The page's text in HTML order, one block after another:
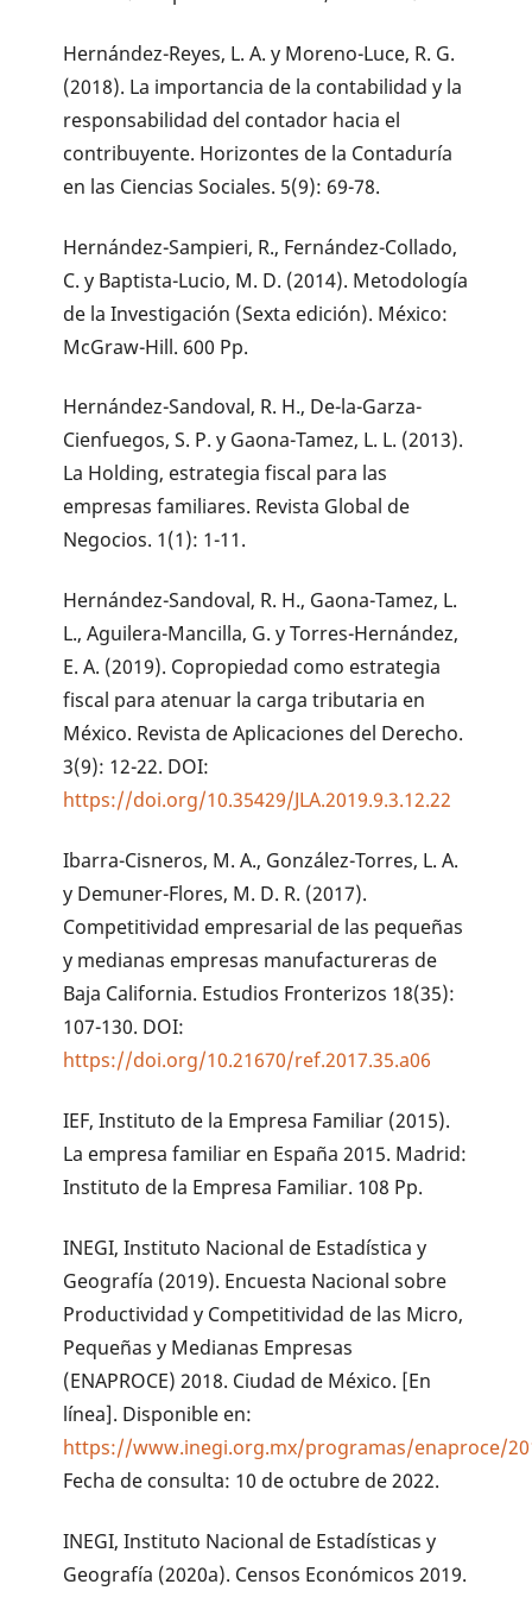
Hernández-Reyes, L. A. y Moreno-Luce, R. G.
(2018). La importancia de la contabilidad y la
responsabilidad del contador hacia el
contribuyente. Horizontes de la Contaduría
en las Ciencias Sociales. 5(9): 69-78.
Hernández-Sampieri, R., Fernández-Collado,
C. y Baptista-Lucio, M. D. (2014). Metodología
de la Investigación (Sexta edición). México:
McGraw-Hill. 600 Pp.
Hernández-Sandoval, R. H., De-la-Garza-
Cienfuegos, S. P. y Gaona-Tamez, L. L. (2013).
La Holding, estrategia fiscal para las
empresas familiares. Revista Global de
Negocios. 1(1): 1-11.
Hernández-Sandoval, R. H., Gaona-Tamez, L.
L., Aguilera-Mancilla, G. y Torres-Hernández,
E. A. (2019). Copropiedad como estrategia
fiscal para atenuar la carga tributaria en
México. Revista de Aplicaciones del Derecho.
3(9): 12-22. DOI:
https://doi.org/10.35429/JLA.2019.9.3.12.22
Ibarra-Cisneros, M. A., González-Torres, L. A.
y Demuner-Flores, M. D. R. (2017).
Competitividad empresarial de las pequeñas
y medianas empresas manufactureras de
Baja California. Estudios Fronterizos 18(35):
107-130. DOI:
https://doi.org/10.21670/ref.2017.35.a06
IEF, Instituto de la Empresa Familiar (2015).
La empresa familiar en España 2015. Madrid:
Instituto de la Empresa Familiar. 108 Pp.
INEGI, Instituto Nacional de Estadística y
Geografía (2019). Encuesta Nacional sobre
Productividad y Competitividad de las Micro,
Pequeñas y Medianas Empresas
(ENAPROCE) 2018. Ciudad de México. [En
línea]. Disponible en:
https://www.inegi.org.mx/programas/enaproce/
Fecha de consulta: 10 de octubre de 2022.
INEGI, Instituto Nacional de Estadísticas y
Geografía (2020a). Censos Económicos 2019.